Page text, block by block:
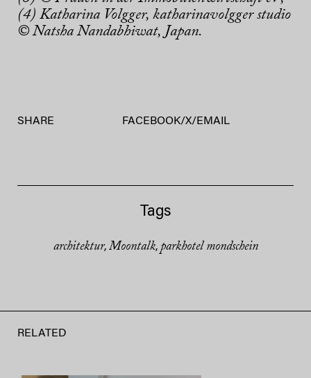
(4) Katharina Volgger, katharinavolgger studio
© Natsha Nandabhiwat, Japan.
SHARE FACEBOOK/X/ EMAIL
Tags
architektur, Moontalk, parkhotel mondschein
RELATED